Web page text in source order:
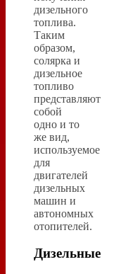
дизельного
топлива.
Таким
образом,
солярка и
дизельное
топливо
представляют
собой
одно и то
же вид,
используемое
для
двигателей
дизельных
машин и
автономных
отопителей.
Дизельные